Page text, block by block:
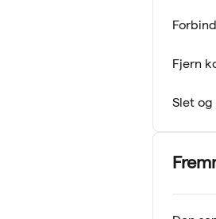
Fjern
Slet